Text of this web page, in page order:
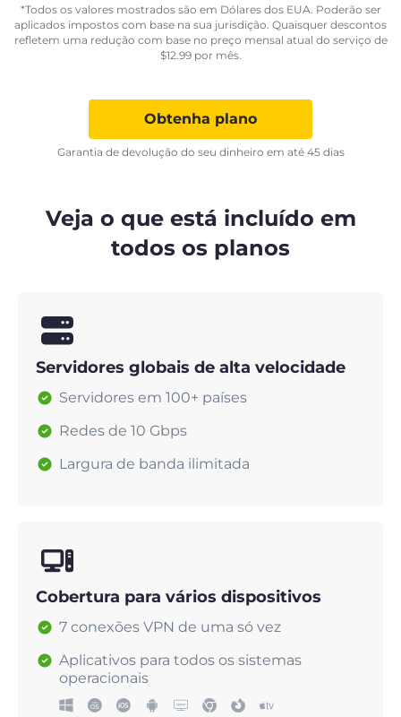
*Todos os valores mostrados são em Dólares dos EUA. Poderão ser
aplicados impostos com base na sua jurisdição. Quaisquer descontos
refletem uma redução com base no preço mensal atual do serviço de
$12.99por mês.
Obtenha plano
Garantia de devolução do seu dinheiro em até 45 dias
Veja o que está incluído em
todos os planos
Servidores globais de alta velocidade
Servidores em 100+ países
Redes de 10 Gbps
Largura de banda ilimitada
Cobertura para vários dispositivos
7 conexões VPN de uma só vez
Aplicativos para todos os sistemas
operacionais